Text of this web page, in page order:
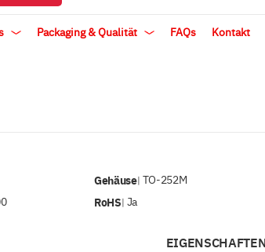
Packaging & Qualität FAQs Kontakt
Gehäuse| TO-252M
RoHS| Ja